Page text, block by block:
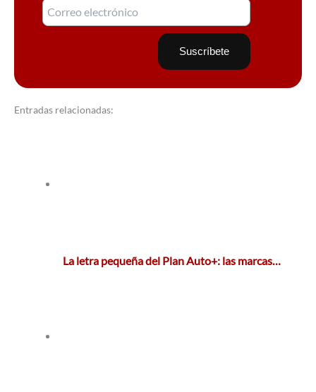
Entradas relacionadas:
La letra pequeña del Plan Auto+: las marcas…